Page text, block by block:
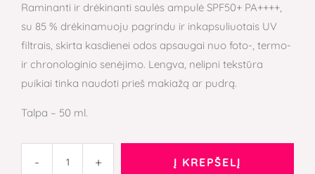
Raminanti ir drėkinanti saulės ampulė SPF50+ PA++++,
su 85 % drėkinamuoju pagrindu ir inkapsuliuotais UV
filtrais, skirta kasdienei odos apsaugai nuo foto-, termo-
ir chronologinio senėjimo. Lengva, nelipni tekstūra
puikiai tinka naudoti prieš makiažą ar pudrą.
Talpa – 50 ml.
- + Į KREPŠELĮ